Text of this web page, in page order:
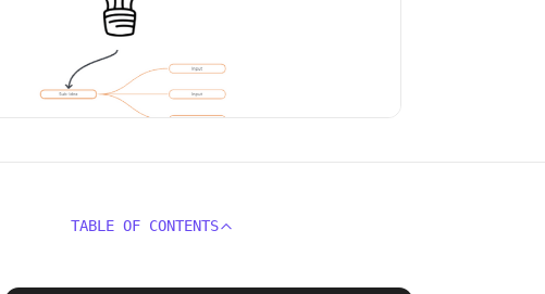
TABLE OF CONTENTS